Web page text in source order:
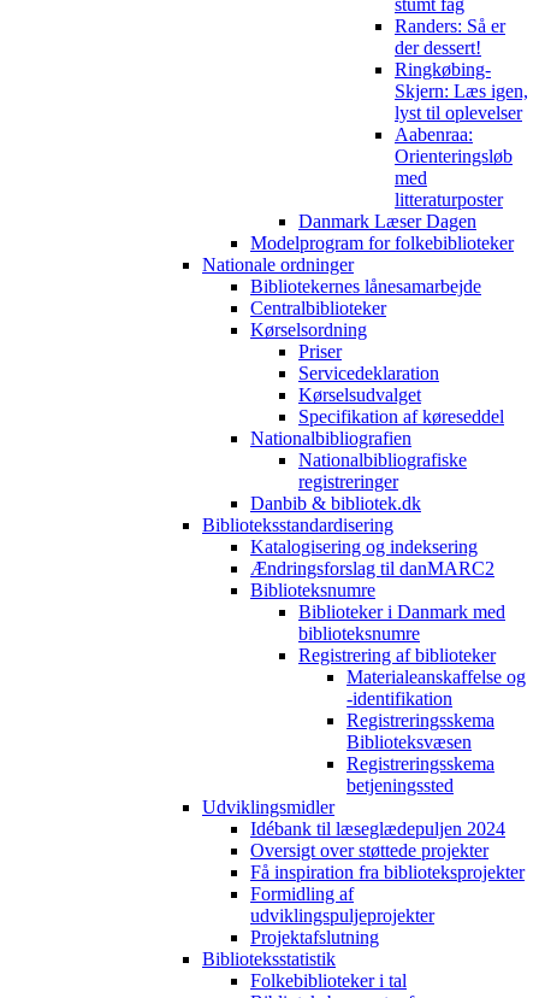
stumt fag
Randers: Så er
der dessert!
Ringkøbing-
Skjern: Læs igen,
lyst til oplevelser
Aabenraa:
Orienteringsløb
med
litteraturposter
Danmark Læser Dagen
Modelprogram for folkebiblioteker
Nationale ordninger
Bibliotekernes lånesamarbejde
Centralbiblioteker
Kørselsordning
Priser
Servicedeklaration
Kørselsudvalget
Specifikation af køreseddel
Nationalbibliografien
Nationalbibliografiske
registreringer
Danbib & bibliotek.dk
Biblioteksstandardisering
Katalogisering og indeksering
Ændringsforslag til danMARC2
Biblioteksnumre
Biblioteker i Danmark med
biblioteksnumre
Registrering af biblioteker
Materialeanskaffelse og
-identifikation
Registreringsskema
Biblioteksvæsen
Registreringsskema
betjeningssted
Udviklingsmidler
Idébank til læseglædepuljen 2024
Oversigt over støttede projekter
Få inspiration fra biblioteksprojekter
Formidling af
udviklingspuljeprojekter
Projektafslutning
Biblioteksstatistik
Folkebiblioteker i tal